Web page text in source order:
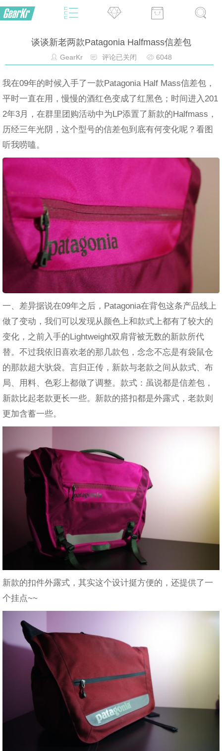
谈谈新老两款Patagonia Halfmass信差包
GearKr 评论已关闭 6048
我在09年的时候入手了一款Patagonia Half Mass信差包，
平时一直在用，慢慢的酒红色变成了红黑色；时间进入201
2年3月，在群里团购活动中为LP添置了新款的Halfmass，
历经三年光阴，这个型号的信差包到底有何变化呢？看图
听我唠嗑。
一、差异据说在09年之后，Patagonia在背包这条产品线上
做了变动，我们可以发现从颜色上和款式上都有了较大的
变化，之前入手的Lightweight双肩背被无数的新款所代
替。不过我依旧喜欢老的那几款包，念念不忘是有袋鼠仓
的那款超大驮袋。言归正传，新款与老款之间从款式、布
局、用料、色彩上都做了调整。款式：虽说都是信差包，
新款比起老款更长一些。新款的搭扣都是外露式，老款则
更加含蓄一些。
新款的扣件外露式，其实这个设计挺方便的，还提供了一
个挂点~~